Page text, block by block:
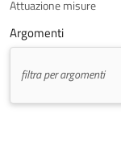
Attuazione misure
Argomenti